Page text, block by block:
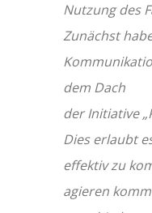
Nutzung des
Zunächst
dem Dach
der Initiative
Dies erlaubt
effektiv zu
agieren